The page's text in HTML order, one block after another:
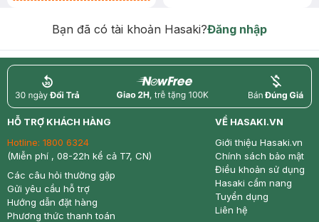
Bạn đã có tài khoản Hasaki?Đăng nhập
return nowfree price
HỖ TRỢ KHÁCH HÀNG
Hotline: 1800 6324
(Miễn phí , 08-22h kể cả T7, CN)
Các câu hỏi thường gặp
Gửi yêu cầu hỗ trợ
Hướng dẫn đặt hàng
Phương thức thanh toán
VỀ HASAKI.VN
Giới thiệu Hasaki.vn
Chính sách bảo mật
Điều khoản sử dụng
Hasaki cẩm nang
Tuyển dụng
Liên hệ